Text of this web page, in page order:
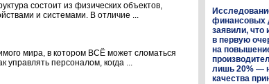
состоит из физических объектов,
и системами. В отличие ...
мира, в котором ВСЁ может сломаться
персоналом, когда ...
финансовых
заявили, что
в первую
на
лишь 20% —
качества